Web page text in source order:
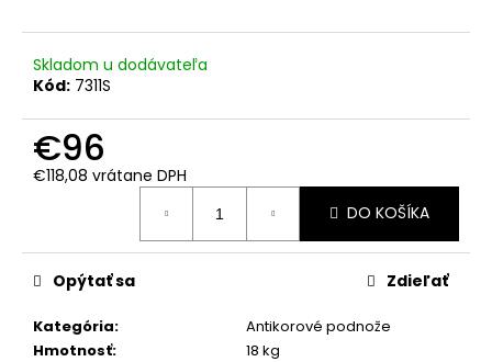
Skladom u dodávateľa
Kód: 7311S
€96
€118,08 vrátane DPH
DO KOŠÍKA
Kategória:
Antikorové podnože
Hmotnosť:
18 kg
Opýtať sa Zdieľať